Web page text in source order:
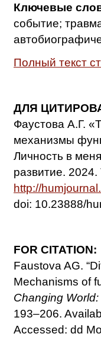
Ключевые
событие;
Полный текст
ДЛЯ
Фаустова А.Г.
механизмы
Личность в
развитие.
http://
doi: 10.23888/
FOR CITATION:
Faustova AG.
Mechanisms of
Changing
193–206.
Accessed: dd